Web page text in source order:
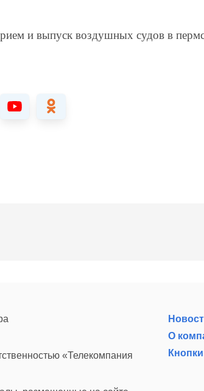
и выпуск воздушных судов в
«Телекомпания
О